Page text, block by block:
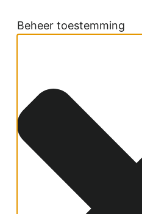
Beheer toestemming